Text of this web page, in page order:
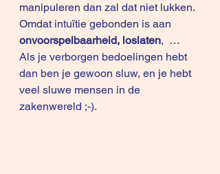
manipuleren dan zal dat niet lukken.
Omdat intuïtie gebonden is aan
onvoorspelbaarheid, loslaten,  …
Als je verborgen bedoelingen hebt
dan ben je gewoon sluw, en je hebt
veel sluwe mensen in de
zakenwereld ;-).